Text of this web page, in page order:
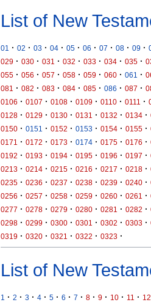
List of New
01 · 02 · 03 · 04 · 05 · 06 · 07 · 08 · 09 ·
029 · 030 · 031 · 032 · 033 · 034 · 035 ·
055 · 056 · 057 · 058 · 059 · 060 · 061 ·
081
· 082 · 083 · 084 · 085 · 086 · 087 ·
0106 · 0107 · 0108 · 0109 · 0110 · 0111 ·
0128 · 0129 · 0130 · 0131 · 0132 · 0134 ·
0150 · 0151 · 0152 · 0153 · 0154 · 0155 ·
0171
· 0172 · 0173 · 0174 · 0175 · 0176 ·
0192 · 0193 · 0194 · 0195 · 0196 · 0197 ·
0213 · 0214 · 0215 · 0216 · 0217 · 0218 ·
0235 · 0236 · 0237 · 0238 · 0239 · 0240 ·
0256 · 0257 · 0258 · 0259 · 0260 · 0261 ·
0277 · 0278 · 0279 · 0280 · 0281 · 0282 ·
0298 · 0299 · 0300 · 0301 · 0302 · 0303 ·
0319 · 0320 · 0321 · 0322 · 0323 ·
List of New
1 · 2 · 3 · 4 · 5 · 6 · 7 · 8 · 9 · 10 · 11 · 12